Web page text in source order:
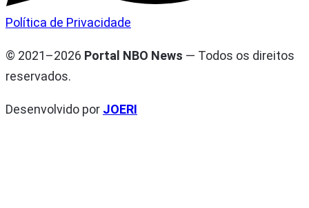
Política de Privacidade
© 2021–2026 Portal NBO News — Todos os direitos
reservados.
Desenvolvido por JOERI